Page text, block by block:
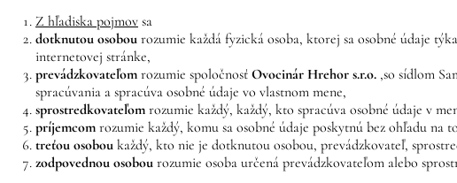
Z hľadiska pojmov sa
dotknutou osobou rozumie každá fyzická osoba, ktorej sa osobné údaje
internetovej stránke,
prevádzkovateľom rozumie spoločnosť Ovocinár Hrehor s.r.o. ,so sídlom
spracúvania a spracúva osobné údaje vo vlastnom mene,
sprostredkovateľom rozumie každý, každý, kto spracúva osobné údaje v
príjemcom rozumie každý, komu sa osobné údaje poskytnú bez ohľadu na
treťou osobou každý, kto nie je dotknutou osobou, prevádzkovateľ,
zodpovednou osobou rozumie osoba určená prevádzkovateľom alebo